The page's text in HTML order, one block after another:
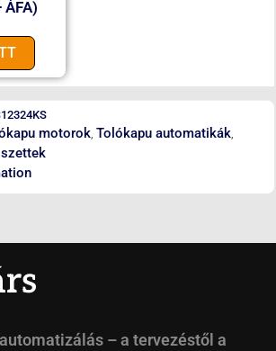
ÁFA)
motorok, Tolókapu automatikák,
– a tervezéstől a